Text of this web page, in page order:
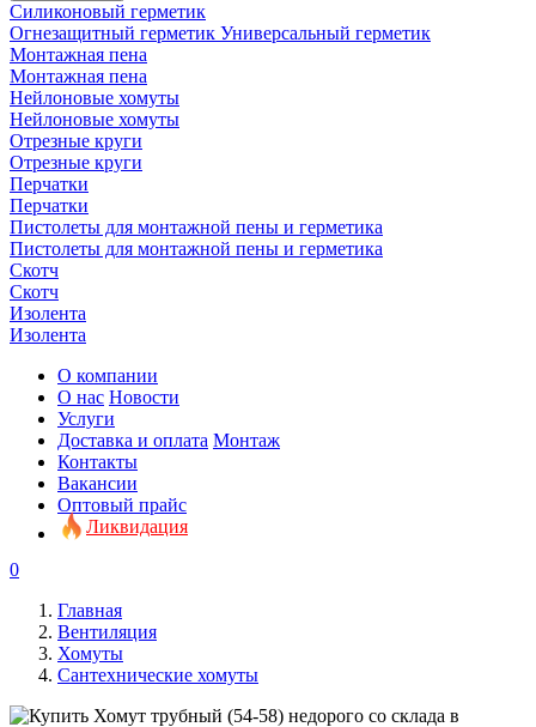
Силиконовый герметик
Огнезащитный герметик Универсальный герметик
Монтажная пена
Монтажная пена
Нейлоновые хомуты
Нейлоновые хомуты
Отрезные круги
Отрезные круги
Перчатки
Перчатки
Пистолеты для монтажной пены и герметика
Пистолеты для монтажной пены и герметика
Скотч
Скотч
Изолента
Изолента
О компании
О нас Новости
Услуги
Доставка и оплата Монтаж
Контакты
Вакансии
Оптовый прайс
Ликвидация
0
Главная
Вентиляция
Хомуты
Сантехнические хомуты